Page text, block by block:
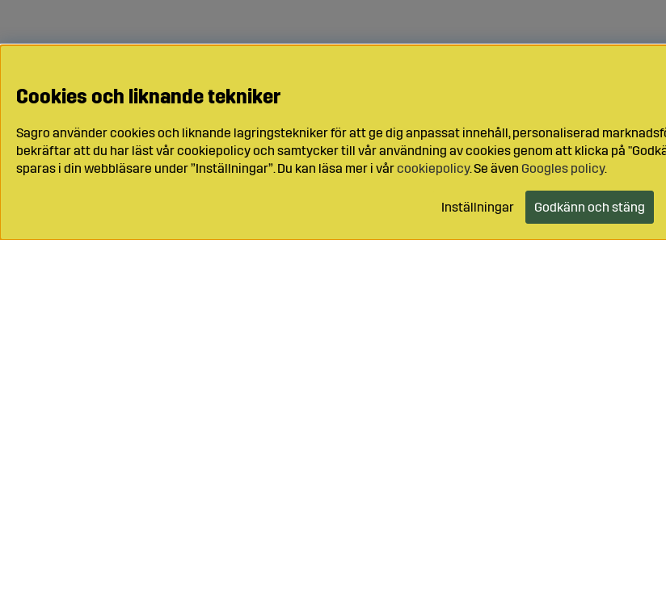
Cookies och liknande tekniker
Sagro använder cookies och liknande lagringstekniker för att ge dig anpassat innehåll, personaliserad
bekräftar att du har läst vår cookiepolicy och samtycker till vår användning av cookies genom att klicka på
sparas i din webbläsare under ”Inställningar”. Du kan läsa mer i vårcookiepolicy. Se även Googles policy.
Inställningar Godkänn och stäng